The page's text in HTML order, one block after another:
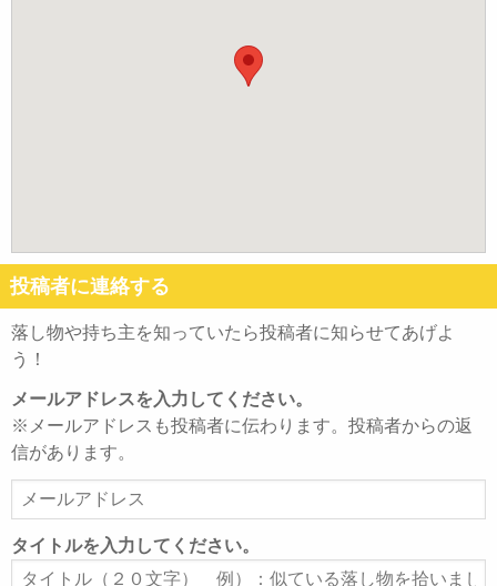
投稿者に連絡する
落し物や持ち主を知っていたら投稿者に知らせてあげよ
う！
メールアドレスを入力してください。
※メールアドレスも投稿者に伝わります。投稿者からの返
信があります。
ー
ル
ア
タイトルを入力してください。
タ